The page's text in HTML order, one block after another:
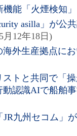
機能「火煙検知
asilla」が
月12年18日)
外生産拠点に
トと共同で「
認識AIで船舶
九州セコム」